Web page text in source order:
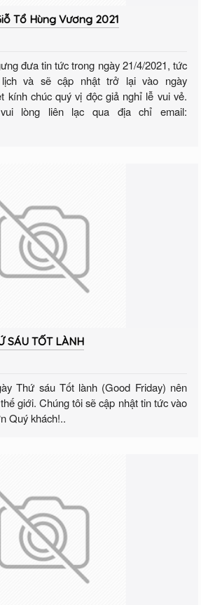
Tổ Hùng Vương 2021
đưa tin tức trong ngày 21/4/2021, tức
lịch và sẽ cập nhật trở lại vào ngày
kính chúc quý vị độc giả nghỉ lễ vui vẻ.
lòng liên lạc qua địa chỉ email:
SÁU TỐT LÀNH
Thứ sáu Tốt lành (Good Friday) nên
giới. Chúng tôi sẽ cập nhật tin tức vào
Quý khách!..